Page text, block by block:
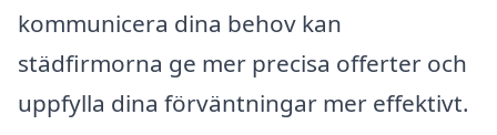
kommunicera dina behov kan
städfirmorna ge mer precisa offerter och
uppfylla dina förväntningar mer effektivt.